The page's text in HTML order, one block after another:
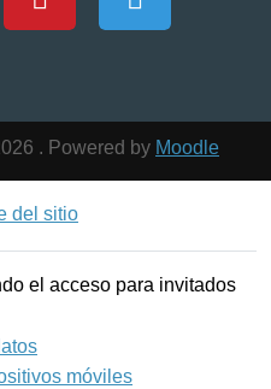
. Powered by Moodle
del sitio
el acceso para invitados
móviles